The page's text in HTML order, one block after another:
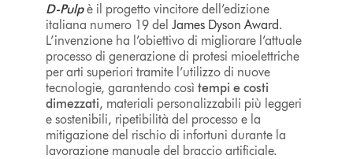
D-Pulpè il progetto vincitore dell’edizione
italiana numero 19 del James Dyson Award.
L’invenzione ha l’obiettivo di migliorare l’attuale
processo di generazione di protesi mioelettriche
per arti superiori tramite l’utilizzo di nuove
tecnologie, garantendo così tempi e costi
dimezzati, materiali personalizzabili più leggeri
e sostenibili, ripetibilità del processo e la
mitigazione del rischio di infortuni durante la
lavorazione manuale del braccio artificiale.